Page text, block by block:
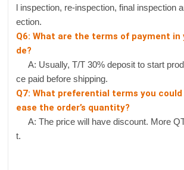
l inspection, re-inspection, final inspection
ection.
Q6: What are the terms of payment
de?
A: Usually, T/T 30% deposit to start
ce paid before shipping.
Q7: What preferential terms you
ease the order’s quantity?
A: The price will have discount. More
t.